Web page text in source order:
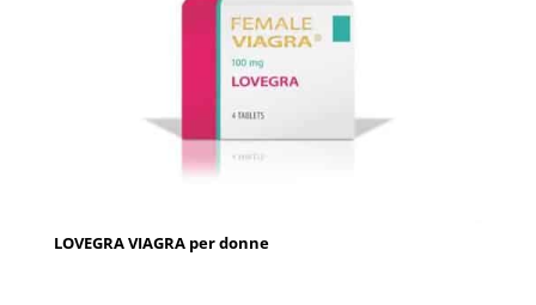
LOVEGRA VIAGRA per donne